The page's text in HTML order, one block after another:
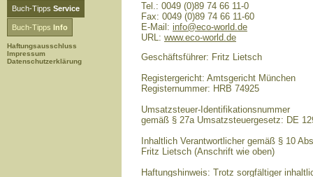
Buch-Tipps Service
Buch-Tipps Info
Haftungsausschluss
Impressum
Datenschutzerklärung
Tel.: 0049 (0)89 74 66 11-0
Fax: 0049 (0)89 74 66 11-60
E-Mail: info@eco-world.de
URL: www.eco-world.de
Geschäftsführer: Fritz Lietsch
Registergericht: Amtsgericht München
Registernummer: HRB 74925
Umsatzsteuer-Identifikationsnummer
gemäß § 27a Umsatzsteuergesetz: DE
Inhaltlich Verantwortlicher gemäß § 10
Fritz Lietsch (Anschrift wie oben)
Haftungshinweis: Trotz sorgfältiger